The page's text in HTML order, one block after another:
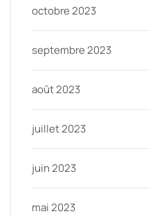
octobre 2023
septembre 2023
août 2023
juillet 2023
juin 2023
mai 2023